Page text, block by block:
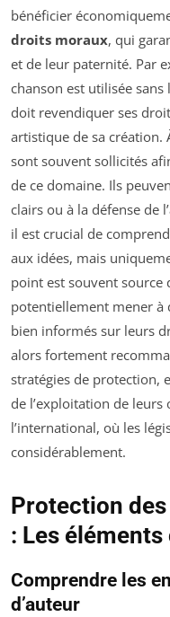
bénéficier
droits moraux, qui
et de leur paternité. Par
chanson est utilisée
doit revendiquer ses
artistique de sa création.
sont souvent sollicités
de ce domaine. Ils
clairs ou à la défense de
il est crucial de
aux idées, mais
point est souvent source
potentiellement mener à
bien informés sur leurs
alors fortement
stratégies de protection,
de l’exploitation de
l’international, où les
considérablement.
Protection
: Les éléments
Comprendre les
d’auteur